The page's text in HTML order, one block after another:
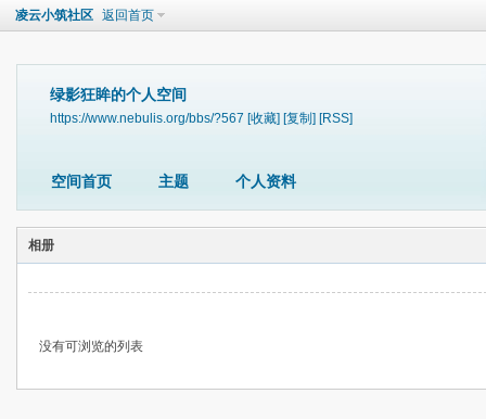
凌云小筑社区 返回首页
绿影狂眸的个人空间
https://www.nebulis.org/bbs/?567 [收藏] [复制] [RSS]
空间首页 主题 个人资料
相册
没有可浏览的列表